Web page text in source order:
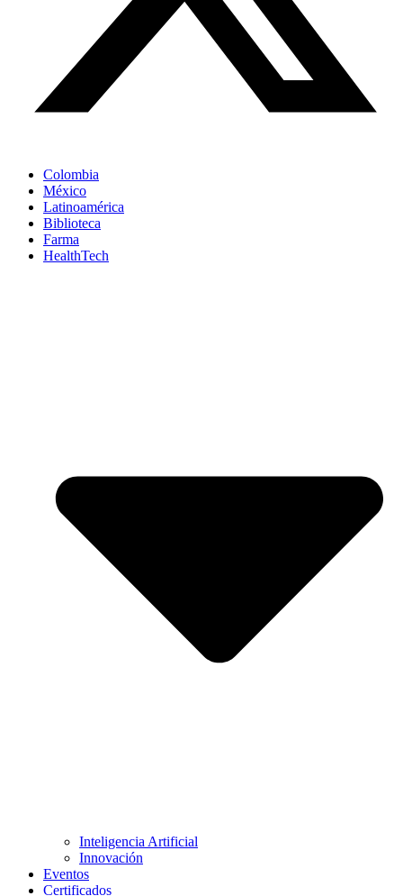
Colombia
México
Latinoamérica
Biblioteca
Farma
HealthTech
Inteligencia Artificial
Innovación
Eventos
Certificados